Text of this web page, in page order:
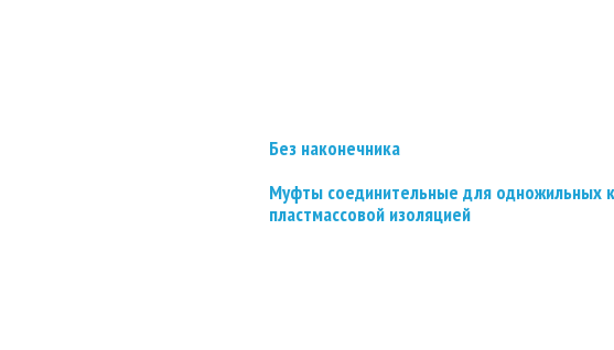
Без наконечника
Муфты соединительные для одножильных
пластмассовой изоляцией